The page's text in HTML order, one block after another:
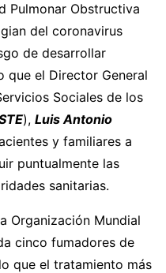
Pulmonar Obstructiva
del coronavirus
de desarrollar
que el Director General
Sociales de los
), Luis Antonio
y familiares a
puntualmente las
sanitarias.
Organización Mundial
cinco fumadores de
que el tratamiento más